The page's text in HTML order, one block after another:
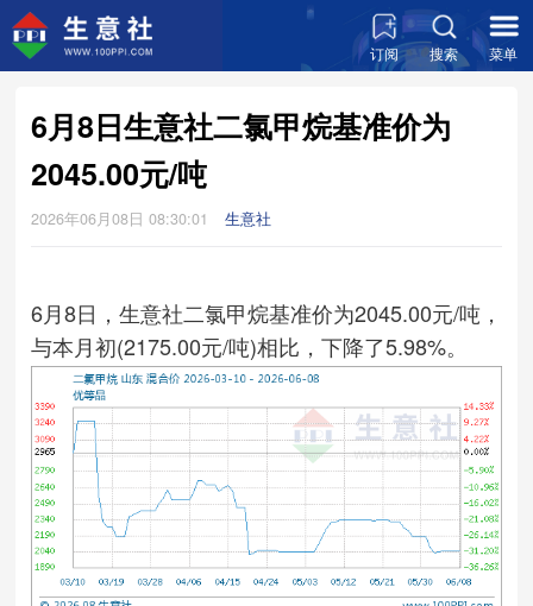
订阅 搜索 菜单
6月8日生意社二氯甲烷基准价为
2045.00元/吨
2026年06月08日 08:30:01 生意社
6月8日，生意社二氯甲烷基准价为2045.00元/吨，
与本月初(2175.00元/吨)相比，下降了5.98%。